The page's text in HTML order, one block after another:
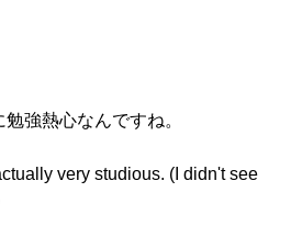
強熱心なんですね。
very studious. (I didn't see